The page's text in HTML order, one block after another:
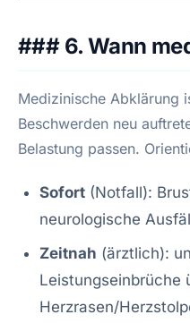
### 6. Wann
Medizinische Abklärung
Beschwerden neu
Belastung passen.
Sofort (Notfall):
neurologische
Zeitnah (ärztlich):
Leistungseinbrüche
Herzrasen/